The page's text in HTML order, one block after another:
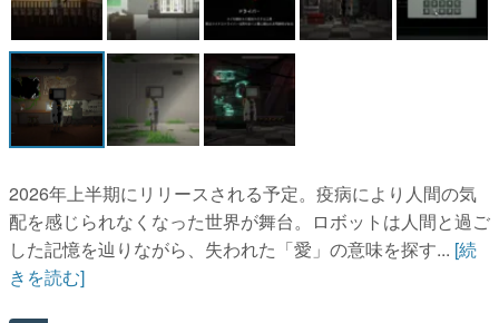
電ファミニコゲーマーとは？
運営：株式会社マレ
2026年上半期にリリースされる予定。疫病により人間の気
配を感じられなくなった世界が舞台。ロボットは人間と過ご
した記憶を辿りながら、失われた「愛」の意味を探す... [続
きを読む]